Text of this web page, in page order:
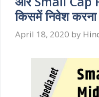
किसमें निवेश
April 18, 2020 by